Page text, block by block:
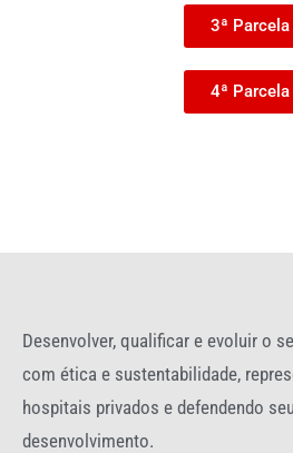
3ª Parcela
4ª Parcela
Desenvolver, qualificar e evoluir o
com ética e sustentabilidade,
hospitais privados e defendendo seu
desenvolvimento.